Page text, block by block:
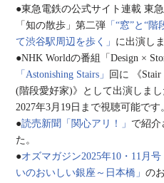
●東急電鉄の公式サイト連載 東
「知の散歩」第二弾「“窓”と“階
て渋谷駅周辺を歩く」 に出演し
●NHK Worldの番組「Design ×
「Astonishing Stairs」
回に 《Stair
(階段愛好家)》として出演しまし
2027年3月19日まで視聴可能です
●読売新聞「関心アリ！」 で紹介
た。
●オズマガジン2025年10・11月
いのおいしい銀座～日本橋」 の